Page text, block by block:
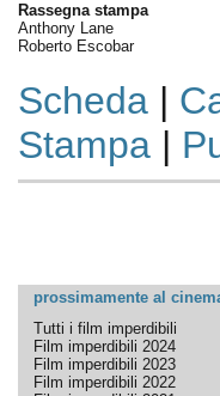
Rassegna stampa
Anthony Lane
Roberto Escobar
Scheda|
Stampa|
prossimamente al
Tutti i film imperdibili
Film imperdibili 2024
Film imperdibili 2023
Film imperdibili 2022